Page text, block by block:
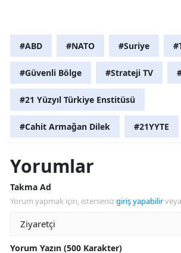
#ABD #NATO #Suriye
#Güvenli Bölge #Strateji TV
#21 Yüzyıl Türkiye Enstitüsü
#Cahit Armağan Dilek #21YYTE
Yorumlar
Takma Ad
Yorum yapmak için, istersenizgiriş yapabilirveya
Yorum Yazın (500 Karakter)